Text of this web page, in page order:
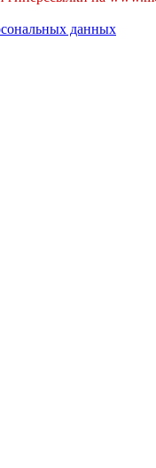
данных